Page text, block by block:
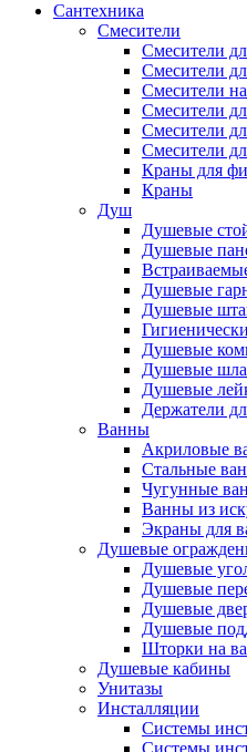
Сантехника
Смесители
Смесители
Смесители
Смесители
Смесители
Смесители
Смесители
Краны для
Краны
Душ
Душевые
Душевые
Душевые
Душевые
Душевые
Душевые
Душевые
Держатели
Ванны
Акриловые
Стальные
Чугунные
Ванны из
Экраны для
Душевые
Душевые
Душевые
Душевые
Душевые
Шторки на
Душевые кабины
Унитазы
Инсталляции
Системы
Системы